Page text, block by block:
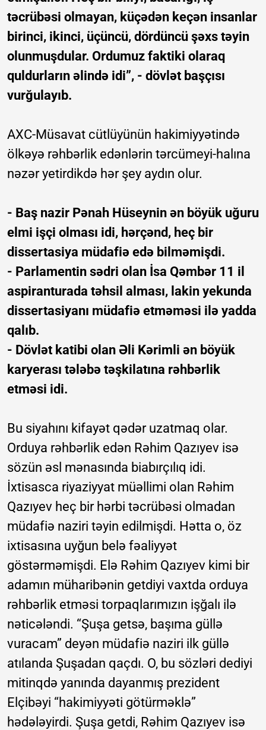
təcrübəsi olmayan, küçədən keçən insanlar
birinci, ikinci, üçüncü, dördüncü şəxs təyin
olunmuşdular. Ordumuz faktiki olaraq
quldurların əlində idi”, - dövlət başçısı
vurğulayıb.
AXC-Müsavat cütlüyünün hakimiyyətində
ölkəyə rəhbərlik edənlərin tərcümeyi-halına
nəzər yetirdikdə hər şey aydın olur.
- Baş nazir Pənah Hüseynin ən böyük uğuru
elmi işçi olması idi, hərçənd, heç bir
dissertasiya müdafiə edə bilməmişdi.
- Parlamentin sədri olan İsa Qəmbər 11 il
aspiranturada təhsil alması, lakin yekunda
dissertasiyanı müdafiə etməməsi ilə yadda
qalıb.
- Dövlət katibi olan Əli Kərimli ən böyük
karyerası tələbə təşkilatına rəhbərlik
etməsi idi.
Bu siyahını kifayət qədər uzatmaq olar.
Orduya rəhbərlik edən Rəhim Qazıyev isə
sözün əsl mənasında biabırçılıq idi.
İxtisasca riyaziyyat müəllimi olan Rəhim
Qazıyev heç bir hərbi təcrübəsi olmadan
müdafiə naziri təyin edilmişdi. Hətta o, öz
ixtisasına uyğun belə fəaliyyət
göstərməmişdi. Elə Rəhim Qazıyev kimi bir
adamın müharibənin getdiyi vaxtda orduya
rəhbərlik etməsi torpaqlarımızın işğalı ilə
nəticələndi. “Şuşa getsə, başıma güllə
vuracam” deyən müdafiə naziri ilk güllə
atılanda Şuşadan qaçdı. O, bu sözləri dediyi
mitinqdə yanında dayanmış prezident
Elçibəyi “hakimiyyəti götürməklə”
hədələyirdi. Şuşa getdi, Rəhim Qazıyev isə